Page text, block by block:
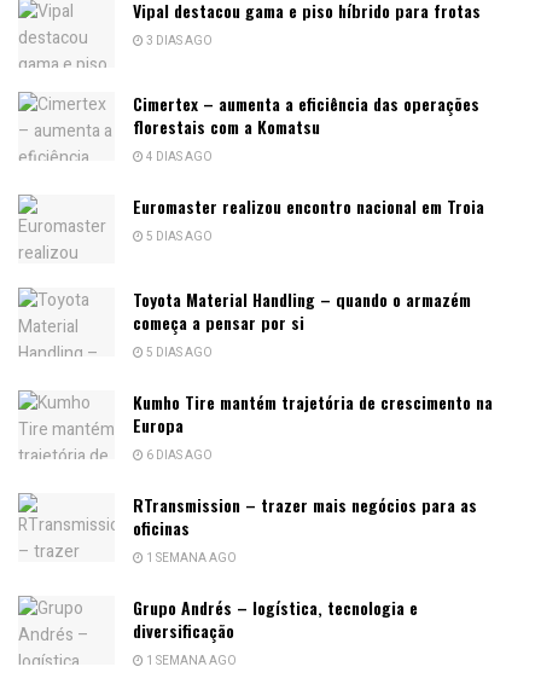
Vipal destacou gama e piso híbrido para frotas
3 DIAS AGO
Cimertex – aumenta a eficiência das operações
florestais com a Komatsu
4 DIAS AGO
Euromaster realizou encontro nacional em Troia
5 DIAS AGO
Toyota Material Handling – quando o armazém
começa a pensar por si
5 DIAS AGO
Kumho Tire mantém trajetória de crescimento na
Europa
6 DIAS AGO
RTransmission – trazer mais negócios para as
oficinas
1 SEMANA AGO
Grupo Andrés – logística, tecnologia e
diversificação
1 SEMANA AGO